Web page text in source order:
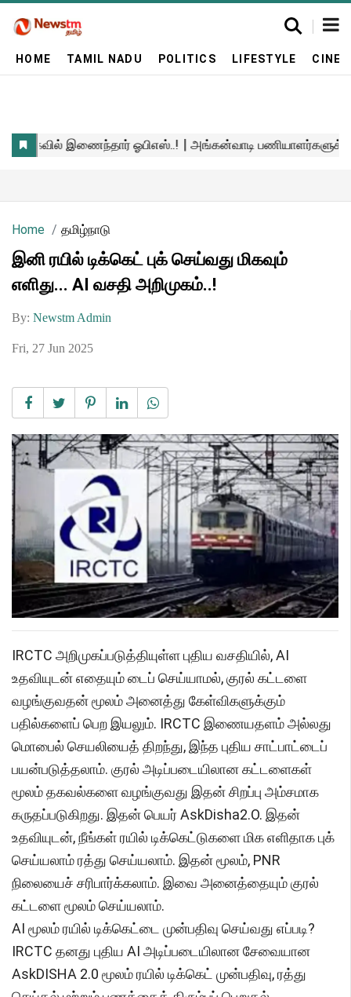
HOME TAMIL NADU POLITICS LIFESTYLE
Home தமிழ்நாடு
இனி ரயில் டிக்கெட் புக் செய்வது மிகவும்
எளிது... AI வசதி அறிமுகம்..!
By: Newstm Admin
Fri, 27 Jun 2025
IRCTC அறிமுகப்படுத்தியுள்ள புதிய வசதியில், AI
உதவியுடன் எதையும் டைப் செய்யாமல், குரல் கட்டளை
வழங்குவதன் மூலம் அனைத்து கேள்விகளுக்கும்
பதில்களைப் பெற இயலும். IRCTC இணையதளம் அல்லது
மொபைல் செயலியைத் திறந்து, இந்த புதிய சாட்பாட்டைப்
பயன்படுத்தலாம். குரல் அடிப்படையிலான கட்டளைகள்
மூலம் தகவல்களை வழங்குவது இதன் சிறப்பு அம்சமாக
கருதப்படுகிறது. இதன் பெயர் AskDisha2.O. இதன்
உதவியுடன், நீங்கள் ரயில் டிக்கெட்டுகளை மிக எளிதாக புக்
செய்யலாம் ரத்து செய்யலாம். இதன் மூலம், PNR
நிலையைச் சரிபார்க்கலாம். இவை அனைத்தையும் குரல்
கட்டளை மூலம் செய்யலாம்.
AI மூலம் ரயில் டிக்கெட்டை முன்பதிவு செய்வது எப்படி?
IRCTC தனது புதிய AI அடிப்படையிலான சேவையான
AskDISHA 2.0 மூலம் ரயில் டிக்கெட் முன்பதிவு, ரத்து